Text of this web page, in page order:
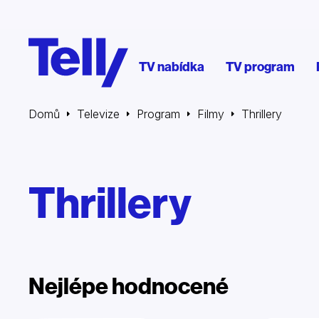
TV nabídka TV program
Domů Televize Program Filmy Thrillery
Thrillery
Nejlépe hodnocené